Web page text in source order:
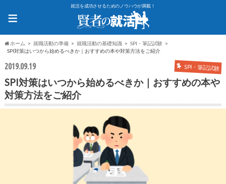
就活を成功させるためのノウハウが満載！
≡
ホーム 就職活動の準備 就職活動の基礎知識
SPI・筆記試験
SPI対策はいつから始めるべきか｜おすすめの本や対策方法をご紹介
2019.09.19 SPI・筆記試験
SPI対策はいつから始めるべきか｜おすすめの本や
対策方法をご紹介